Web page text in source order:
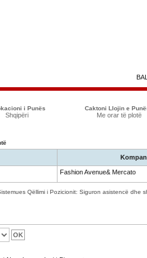
i Punës
Shqipëri
Caktoni Llojin e
Me orar të plotë
Fashion Avenue& Mercato
Qëllimi i Pozicionit: Siguron asistencë dhe